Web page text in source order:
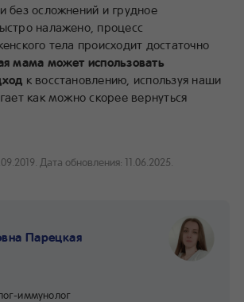
без осложнений и грудное
налажено, процесс
тела происходит достаточно
мама может использовать
к восстановлению, используя наши
как можно скорее вернуться
Дата обновления: 11.06.2025.
Парецкая
иммунолог